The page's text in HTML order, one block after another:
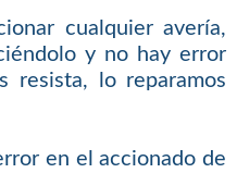
cualquier avería,
y no hay error
resista, lo reparamos
en el accionado de